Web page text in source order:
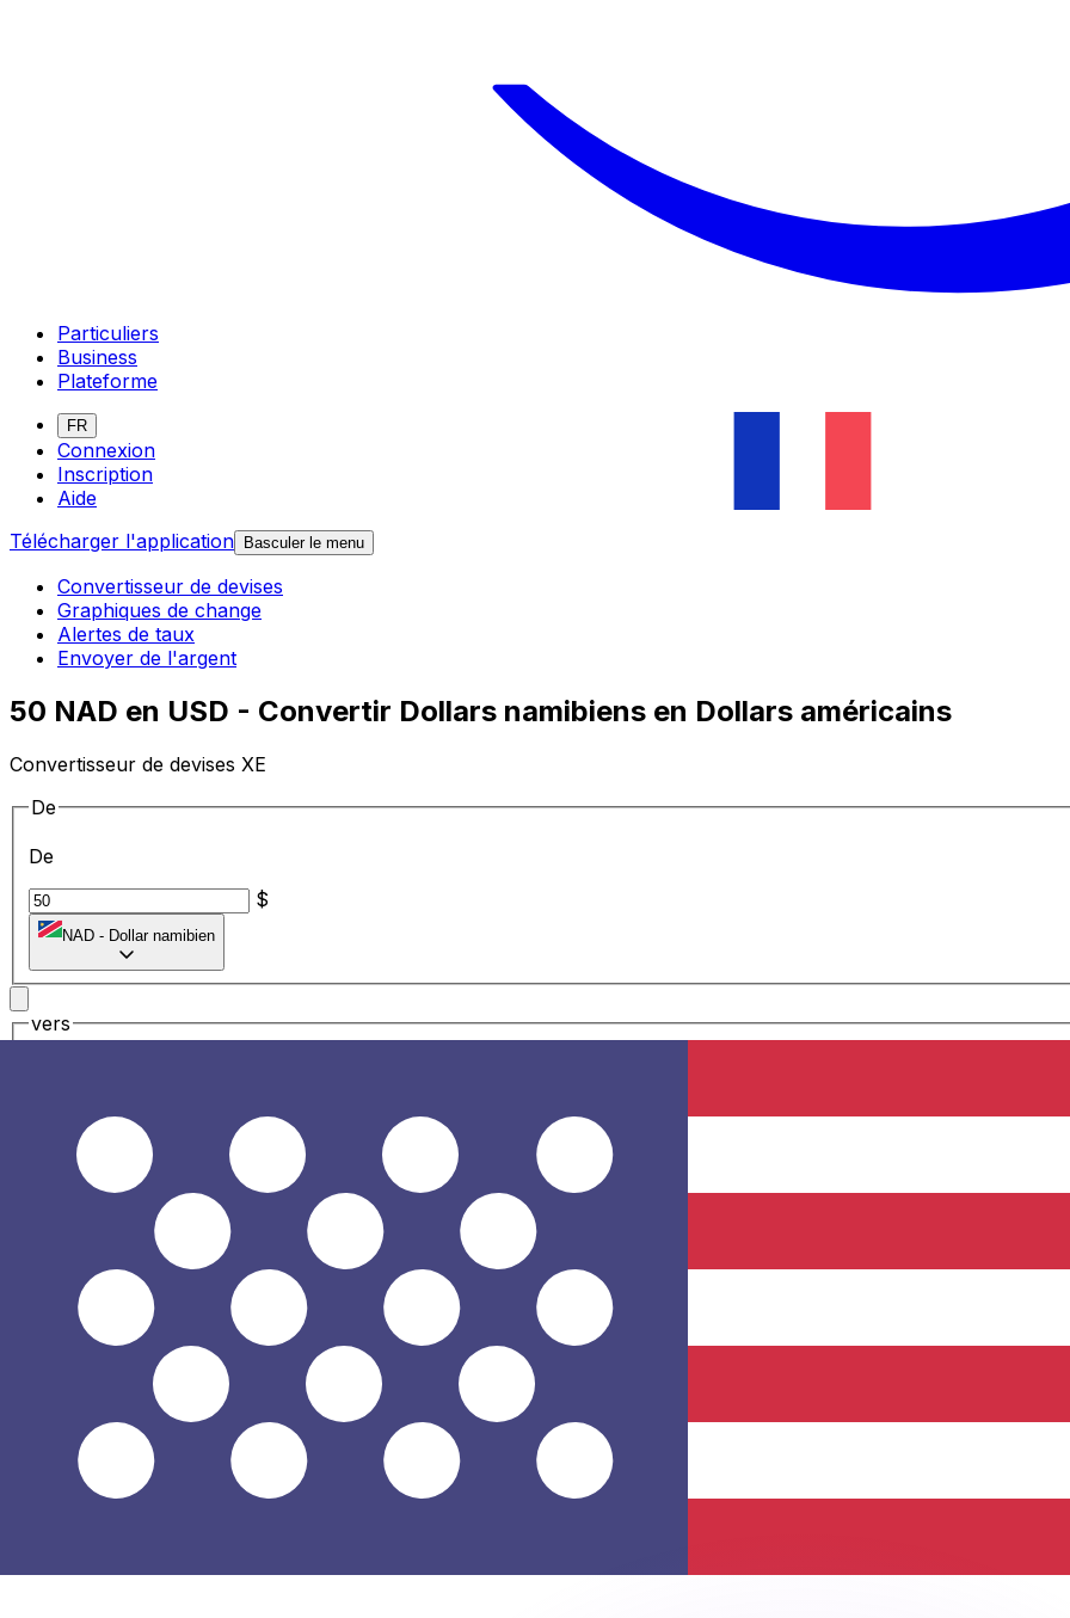
Particuliers
Business
Plateforme
FR
Connexion
Inscription
Aide
Télécharger l'application
Basculer le menu
Convertisseur de devises
Graphiques de change
Alertes de taux
Envoyer de l'argent
50 NAD en USD - Convertir Dollars namibiens en Dollars américains
Convertisseur de devises XE
De
De
$
NAD - Dollar namibien
vers
$
USD Dollar américain
061922
USD
Taux interbancaire à 20:54 UTC
Parlez avec un expert en devises dès aujourd'hui.Nous pouvons battre les taux des concurrents.
Planifier un appel
Nous utilisons le taux de marché moyen pour notre convertisseur. Le taux est donné à titre d'information
d'argent.
Vérifiez les taux d'envoi.